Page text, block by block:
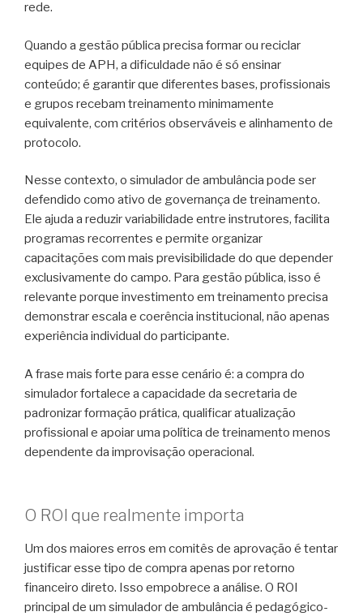
rede.
Quando a gestão pública precisa formar ou reciclar
equipes de APH, a dificuldade não é só ensinar
conteúdo; é garantir que diferentes bases, profissionais
e grupos recebam treinamento minimamente
equivalente, com critérios observáveis e alinhamento de
protocolo.
Nesse contexto, o simulador de ambulância pode ser
defendido como ativo de governança de treinamento.
Ele ajuda a reduzir variabilidade entre instrutores, facilita
programas recorrentes e permite organizar
capacitações com mais previsibilidade do que depender
exclusivamente do campo. Para gestão pública, isso é
relevante porque investimento em treinamento precisa
demonstrar escala e coerência institucional, não apenas
experiência individual do participante.
A frase mais forte para esse cenário é: a compra do
simulador fortalece a capacidade da secretaria de
padronizar formação prática, qualificar atualização
profissional e apoiar uma política de treinamento menos
dependente da improvisação operacional.
O ROI que realmente importa
Um dos maiores erros em comitês de aprovação é tentar
justificar esse tipo de compra apenas por retorno
financeiro direto. Isso empobrece a análise. O ROI
principal de um simulador de ambulância é pedagógico-